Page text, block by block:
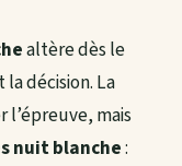
altère dès le
décision. La
l’épreuve, mais
nuit blanche: